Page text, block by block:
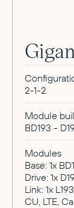
2-1-2
Module
BD193 -
Modules
Base: 1x
Drive: 1x
Link: 1x
CU, LTE,